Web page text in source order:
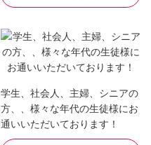
学生、社会人、主婦、シニアの
方、、様々な年代の生徒様にお
通いいただいております！